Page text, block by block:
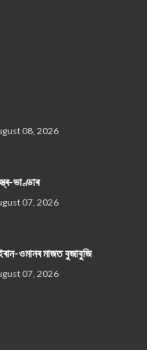
08, 2026
ভাণ্ডাৰ
07, 2026
ওমানৰ মাজত বুজাবুজি
07, 2026